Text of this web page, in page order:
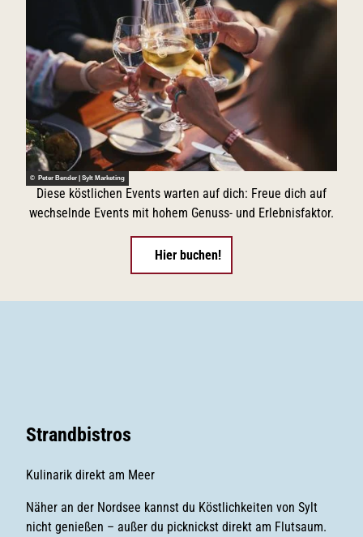
a
t
ä
t
h
e
r
.
© Peter Bender | Sylt Marketing
Diese köstlichen Events warten auf dich: Freue dich auf
wechselnde Events mit hohem Genuss- und Erlebnisfaktor.
Hier buchen!
Strandbistros
Kulinarik direkt am Meer
Näher an der Nordsee kannst du Köstlichkeiten von Sylt
nicht genießen – außer du picknickst direkt am Flutsaum.